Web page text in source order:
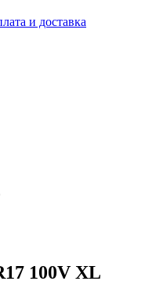
и доставка
100V XL